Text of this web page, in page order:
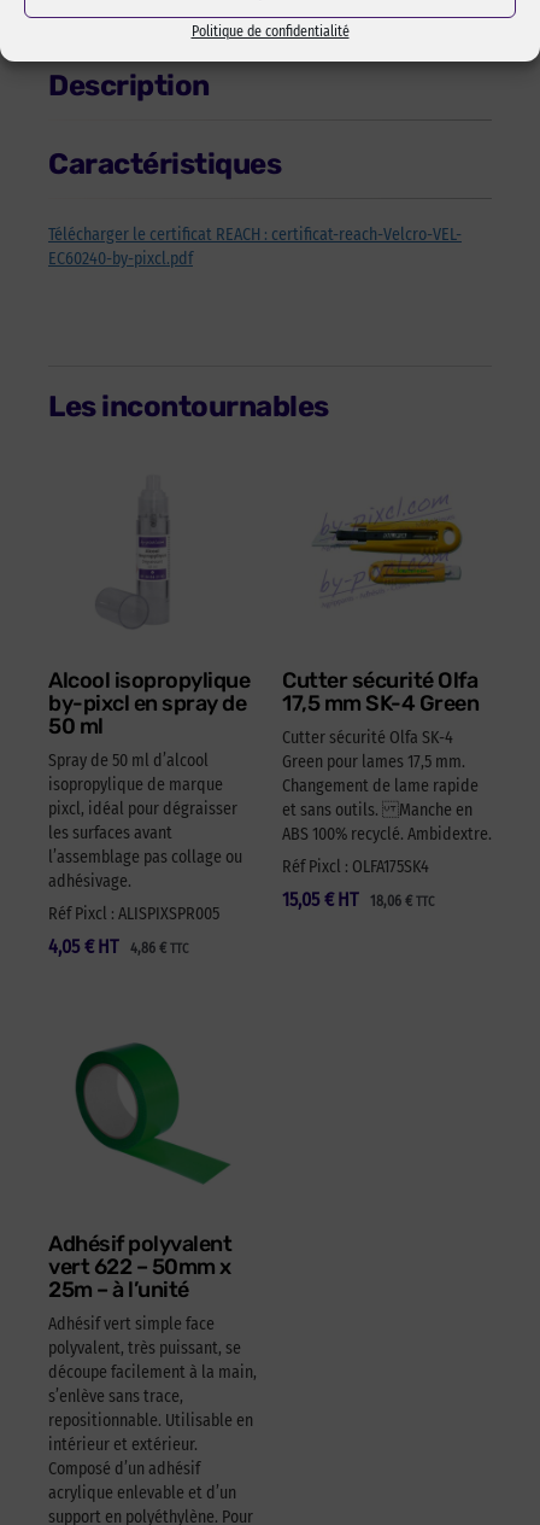
Politique de confidentialité
5 à 8 semaines
Description
Caractéristiques
Télécharger le certificat REACH : certificat-reach-Velcro-VEL-
EC60240-by-pixcl.pdf
Les incontournables
Alcool isopropylique
by-pixcl en spray de
50 ml
Spray de 50 ml d’alcool
isopropylique de marque
pixcl, idéal pour dégraisser
les surfaces avant
l’assemblage pas collage ou
adhésivage.
Réf Pixcl : ALISPIXSPR005
4,05 € 4,86 € TTC
HT
Cutter sécurité Olfa
17,5 mm SK-4 Green
Cutter sécurité Olfa SK-4
Green pour lames 17,5 mm.
Changement de lame rapide
et sans outils. Manche en
ABS 100% recyclé. Ambidextre.
Réf Pixcl : OLFA175SK4
15,05 € 18,06 € TTC
HT
Adhésif polyvalent
vert 622 – 50mm x
25m – à l’unité
Adhésif vert simple face
polyvalent, très puissant, se
découpe facilement à la main,
s’enlève sans trace,
repositionnable. Utilisable en
intérieur et extérieur.
Composé d’un adhésif
acrylique enlevable et d’un
support en polyéthylène. Pour